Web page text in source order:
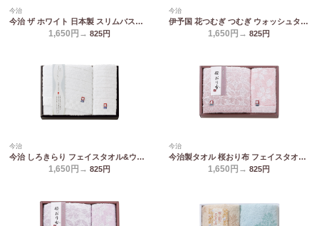
今治
今治 ザ ホワイト 日本製 スリムバスタオル(木箱入) 65515
1,650円→ 825円
今治
伊予国 花つむぎ つむぎ ウォッシュタオル2P IH1531
1,650円→ 825円
今治
今治 しろきらり フェイスタオル&ウォッシュタオル S-51150
1,650円→ 825円
今治
今治製タオル 桜おり布 フェイスタオル&ウォッシュタオル ピンク IS9615 PI/PU
1,650円→ 825円